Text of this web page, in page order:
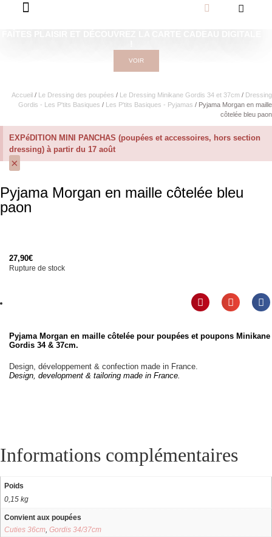
VOIR
Accueil / Le Dressing des poupées / Le Dressing Minikane Gordis 34 et 37cm​ / Dressing
Gordis - Les P'tits Basiques / Les P'tits Basiques - Pyjamas / Pyjama Morgan en maille
côtelée bleu paon
EXPéDITION MINI PANCHAS (poupées et accessoires, hors section
dressing) à partir du 17 août
×
Pyjama Morgan en maille côtelée bleu
paon
27,90€
Rupture de stock
Pyjama Morgan en maille côtelée pour poupées et poupons Minikane
Gordis 34 & 37cm.
Design, développement & confection made in France.
Design, development & tailoring made in France.
Informations complémentaires
Poids
0,15 kg
Convient aux poupées
Cuties 36cm, Gordis 34/37cm